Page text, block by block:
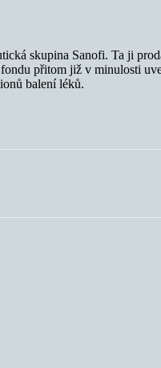
skupina Sanofi. Ta ji
přitom již v minulosti
balení léků.